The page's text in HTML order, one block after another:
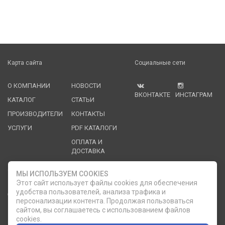
Карта сайта
О КОМПАНИИ
КАТАЛОГ
ПРОИЗВОДИТЕЛИ
УСЛУГИ
НОВОСТИ
СТАТЬИ
КОНТАКТЫ
PDF КАТАЛОГИ
ОПЛАТА И
ДОСТАВКА
Социальные сети
ВКОНТАКТЕ ИНСТАГРАМ
Служба клиентской поддержки
ОБРАТНЫЙ ЗВОНОК phone
8 (812) 335-21-16
8 (812) 335-21-17 7 (911) 947-43-48
МЫ ИСПОЛЬЗУЕМ COOKIES
Этот сайт использует файлы cookies для обеспечения
удобства пользователей, анализа трафика и
персонализации контента. Продолжая пользоваться
сайтом, вы соглашаетесь с использованием файлов
cookies.